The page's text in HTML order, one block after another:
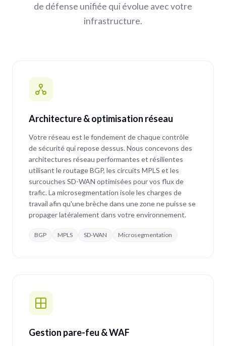
de défense unifiée qui évolue avec votre
infrastructure.
Architecture & optimisation réseau
Votre réseau est le fondement de chaque contrôle
de sécurité qui repose dessus. Nous concevons des
architectures réseau performantes et résilientes
utilisant le routage BGP, les circuits MPLS et les
surcouches SD-WAN optimisées pour vos flux de
trafic. La microsegmentation isole les charges de
travail afin qu'une brèche dans une zone ne puisse se
propager latéralement dans votre environnement.
BGP MPLS SD-WAN Microsegmentation
Gestion pare-feu & WAF